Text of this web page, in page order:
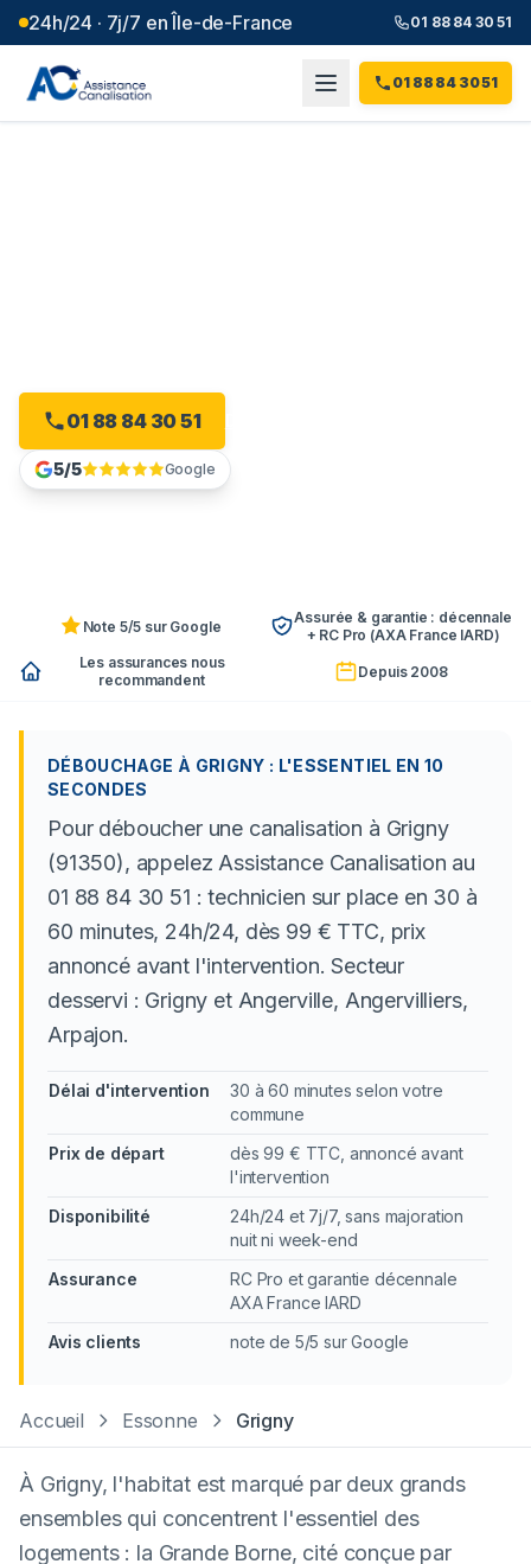
24h/24 · 7j/7 en Île-de-France 01 88 84 30 51
01 88 84 30 51
01 88 84 30 51
5/5 Google
Note 5/5 sur Google
Assurée & garantie : décennale
+ RC Pro (AXA France IARD)
Les assurances nous
recommandent
Depuis 2008
DÉBOUCHAGE À GRIGNY : L'ESSENTIEL EN 10
SECONDES
Pour déboucher une canalisation à Grigny
(91350), appelez Assistance Canalisation au
01 88 84 30 51 : technicien sur place en 30 à
60 minutes, 24h/24, dès 99 € TTC, prix
annoncé avant l'intervention. Secteur
desservi : Grigny et Angerville, Angervilliers,
Arpajon.
Délai d'intervention
30 à 60 minutes selon votre
commune
Prix de départ
dès 99 € TTC, annoncé avant
l'intervention
Disponibilité
24h/24 et 7j/7, sans majoration
nuit ni week-end
Assurance
RC Pro et garantie décennale
AXA France IARD
Avis clients
note de 5/5 sur Google
Accueil Essonne Grigny
À Grigny, l'habitat est marqué par deux grands
ensembles qui concentrent l'essentiel des
logements : la Grande Borne, cité conçue par